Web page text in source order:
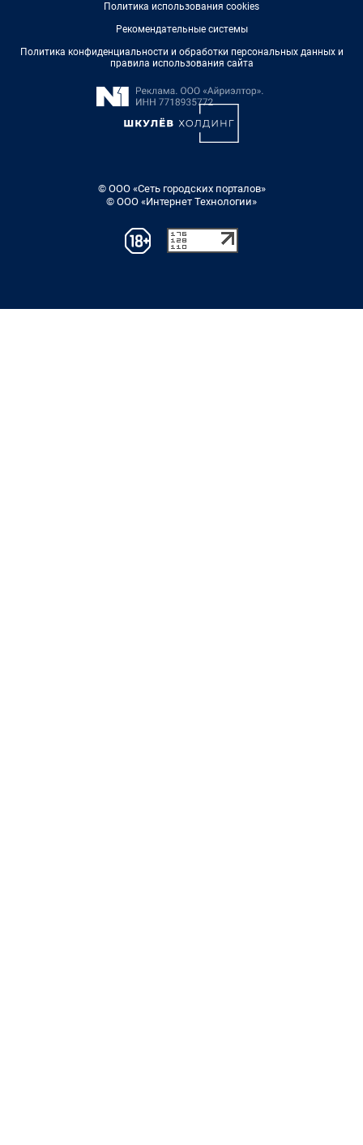
Политика использования cookies
Рекомендательные системы
Политика конфиденциальности и обработки персональных данных и
правила использования сайта
© ООО «Сеть городских порталов»
© ООО «Интернет Технологии»